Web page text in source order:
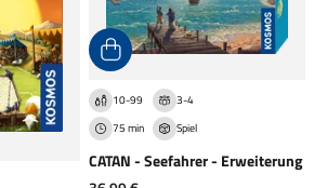
10-99
3-4
75 min
Spiel
CATAN - Seefahrer - Erweiterung